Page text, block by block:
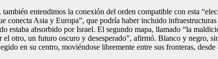
entendimos la conexión del orden compatible con esta
conecta Asia y Europa”, que podría haber incluido
estaba absorbido por Israel. El segundo mapa, llamado “la
otro, un futuro oscuro y desesperado”, afirmó. Blanco y negro,
en su centro, moviéndose libremente entre sus fronteras, desde